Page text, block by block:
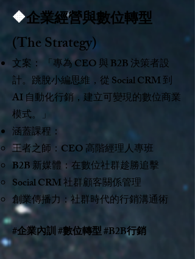
🔶企業經營與數位轉型
(The Strategy)
文案： 「專為 CEO 與 B2B 決策者設
計。跳脫小編思維，從 Social CRM 到
AI 自動化行銷，建立可變現的數位商業
模式。」
涵蓋課程：
王者之師：CEO 高階經理人專班
B2B 新媒體：在數位社群趁勝追擊
Social CRM 社群顧客關係管理
創業傳播力：社群時代的行銷溝通術
#企業內訓 #數位轉型 #B2B行銷